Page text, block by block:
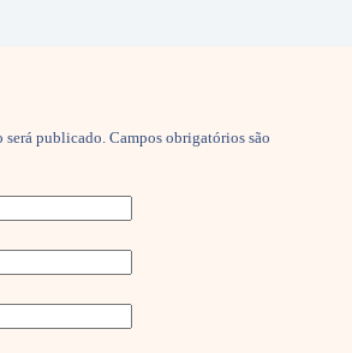
será publicado. Campos obrigatórios são